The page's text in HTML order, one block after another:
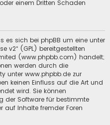
einem Dritten Schaden
es sich bei phpBB um eine unter
v2“ (GPL) bereitgestellten
(www.phpbb.com) handelt;
werden durch die
unter www.phpbb.de zur
keinen Einfluss auf die Art und
wird. Sie können
der Software für bestimmte
auf Inhalte fremder Foren